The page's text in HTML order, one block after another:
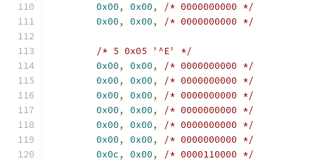
0x00, 0x00,
/* 0000000000 */
0x00, 0x00, /* 0000000000 */
/* 5 0x05 '^E' */
0x00, 0x00,
/* 0000000000 */
0x00, 0x00,
/* 0000000000 */
0x00, 0x00,
/* 0000000000 */
0x00, 0x00,
/* 0000000000 */
0x00, 0x00,
/* 0000000000 */
0x00, 0x00,
/* 0000000000 */
0x0c, 0x00,
/* 0000110000 */